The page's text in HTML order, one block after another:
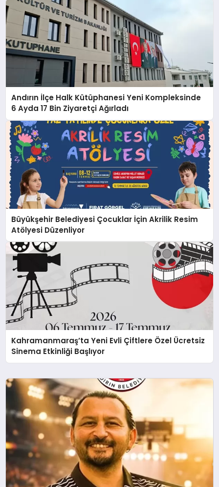
Andırın İlçe Halk Kütüphanesi Yeni Kompleksinde
6 Ayda 17 Bin Ziyaretçi Ağırladı
Büyükşehir Belediyesi Çocuklar İçin Akrilik Resim
Atölyesi Düzenliyor
Kahramanmaraş’ta Yeni Evli Çiftlere Özel Ücretsiz
Sinema Etkinliği Başlıyor